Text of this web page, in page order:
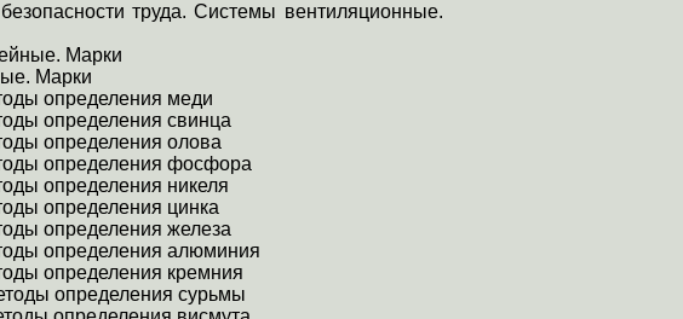
труда. Системы вентиляционные.
Марки
Марки
определения меди
определения свинца
определения олова
определения фосфора
определения никеля
определения цинка
определения железа
определения алюминия
определения кремния
определения сурьмы